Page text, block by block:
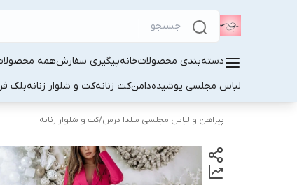
دسته‌بندی محصولاتخانهپیگیری سفارشهمه
لباس مجلسی پوشیدهدامنکت زنانهکت و شلوار زنانهبلک
پیراهن و لباس مجلسی سلدا درس/کت و شلوار زنانه